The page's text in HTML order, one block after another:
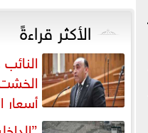
الأكاديمي
الأكثر قراءةً
أسعار
إشكالية دستورية